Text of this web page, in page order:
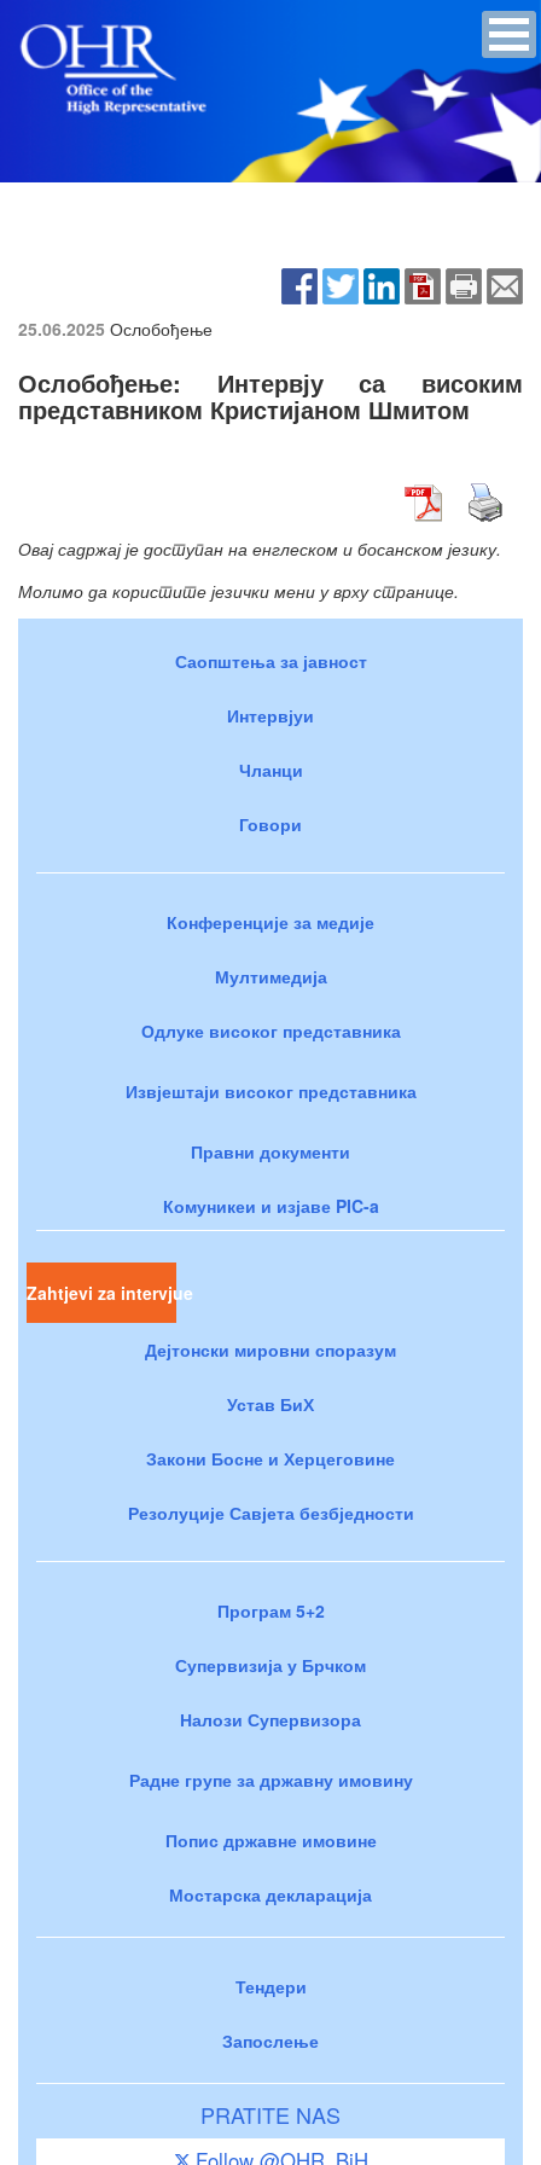
25.06.2025 Ослобођење
Ослобођење: Интервју са високим
представником Кристијаном Шмитом
Овај садржај је доступан на енглеском и босанском језику.
Молимо да користите језички мени у врху странице.
Саопштења за јавност
Интервјуи
Чланци
Говори
Конференције за медије
Мултимедија
Одлуке високог представника
Извјештаји високог представника
Правни документи
Комуникеи и изјаве PIC-a
Zahtjevi za intervjue
Дејтонски мировни споразум
Устав БиХ
Закони Босне и Херцеговине
Резолуције Савјета безбједности
Програм 5+2
Супервизија у Брчком
Налози Супервизора
Радне групе за државну имовину
Попис државне имовине
Мостарска декларација
Тендери
Запослење
PRATITE NAS